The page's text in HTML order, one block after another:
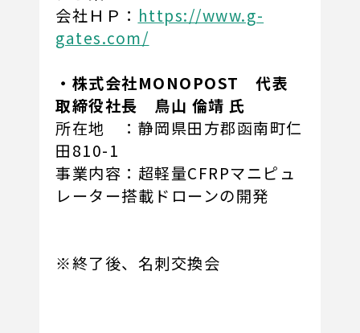
会社ＨＰ： https://www.g-
gates.com/
・株式会社MONOPOST 代表
取締役社長 鳥山 倫靖 氏
所在地 ：静岡県田方郡函南町仁
田810-1
事業内容：超軽量CFRPマニピュ
レーター搭載ドローンの開発
※終了後、名刺交換会